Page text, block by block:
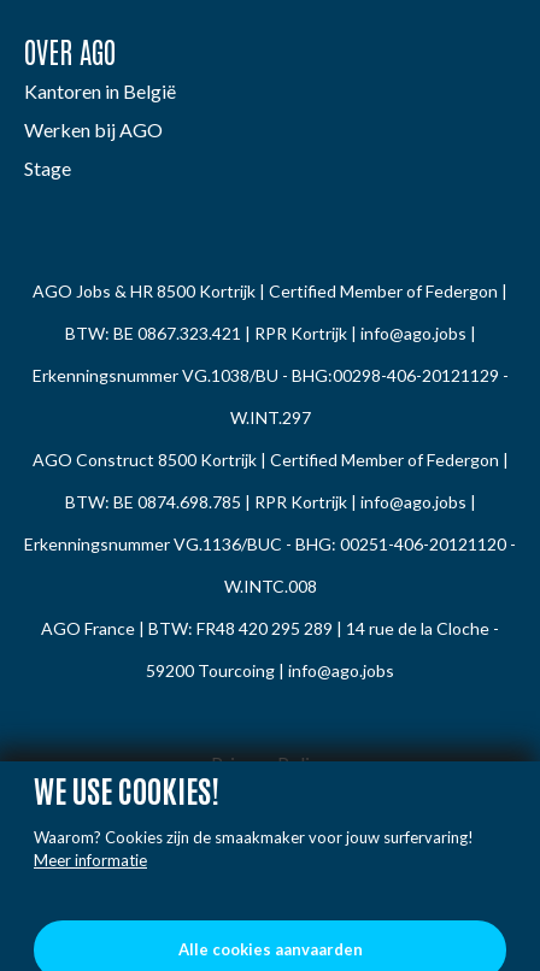
WE USE COOKIES!
Waarom? Cookies zijn de smaakmaker voor jouw surfervaring!
Meer informatie
Alle cookies aanvaarden
OVER AGO
Kantoren in België
Werken bij AGO
Stage
AGO Jobs & HR 8500 Kortrijk | Certified Member of Federgon |
BTW: BE 0867.323.421 | RPR Kortrijk | info@ago.jobs |
Erkenningsnummer VG.1038/BU - BHG:00298-406-20121129 -
W.INT.297
AGO Construct 8500 Kortrijk | Certified Member of Federgon |
BTW: BE 0874.698.785 | RPR Kortrijk | info@ago.jobs |
Erkenningsnummer VG.1136/BUC - BHG: 00251-406-20121120 -
W.INTC.008
AGO France | BTW: FR48 420 295 289 | 14 rue de la Cloche -
59200 Tourcoing | info@ago.jobs
Privacy Policy
Cookie Policy
Gedragsregels
Voorwaarden